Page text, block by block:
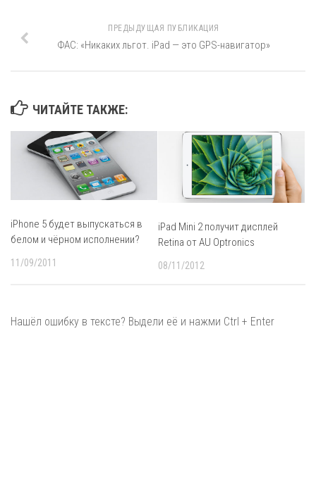
ПРЕДЫДУЩАЯ ПУБЛИКАЦИЯ
ФАС: «Никаких льгот. iPad — это GPS-навигатор»
ЧИТАЙТЕ ТАКЖЕ:
iPhone 5 будет выпускаться в
белом и чёрном исполнении?
11/09/2011
iPad Mini 2 получит дисплей
Retina от AU Optronics
08/11/2012
Нашёл ошибку в тексте? Выдели её и нажми Ctrl + Enter